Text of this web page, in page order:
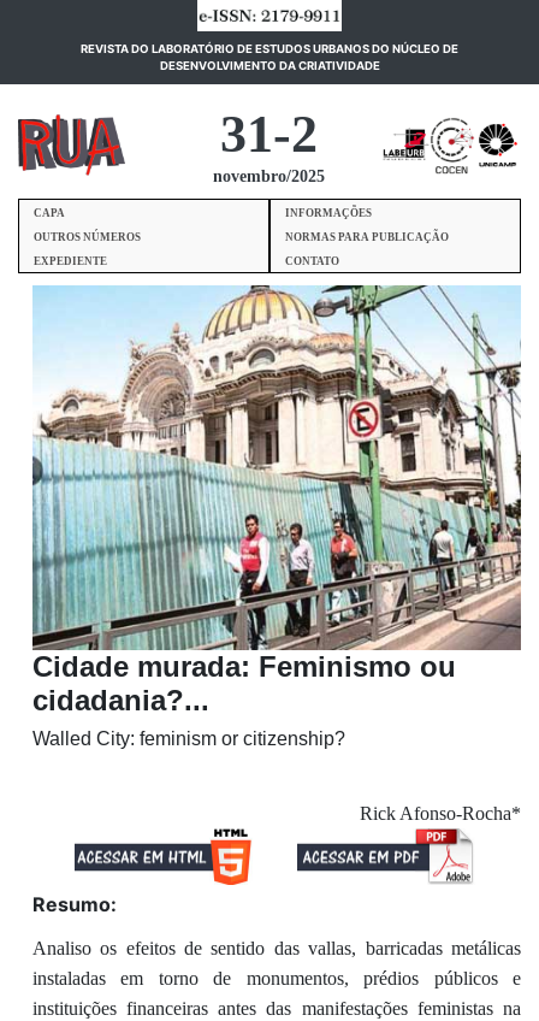
REVISTA DO LABORATÓRIO DE ESTUDOS URBANOS DO NÚCLEO DE
DESENVOLVIMENTO DA CRIATIVIDADE(current)
31-2
novembro/2025
CAPA
INFORMAÇÕES
OUTROS NÚMEROS
NORMAS PARA PUBLICAÇÃO
EXPEDIENTE
CONTATO
Cidade murada: Feminismo ou
cidadania?...
Walled City: feminism or citizenship?
Rick Afonso-Rocha*
Resumo:
Analiso os efeitos de sentido das vallas, barricadas metálicas
instaladas em torno de monumentos, prédios públicos e
instituições financeiras antes das manifestações feministas na